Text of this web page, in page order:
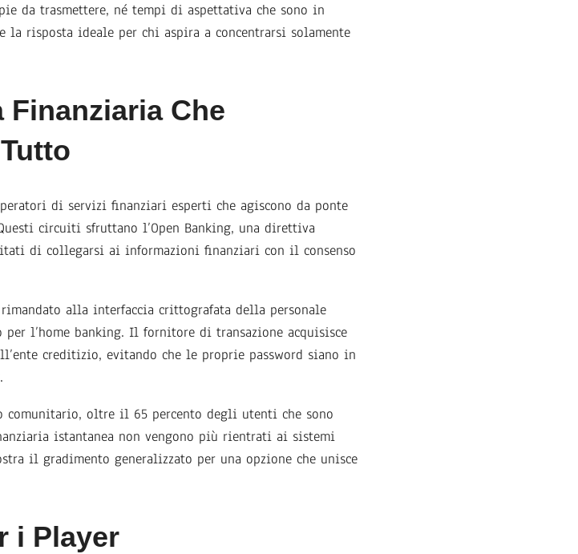
da trasmettere, né tempi di aspettativa che sono in
la risposta ideale per chi aspira a concentrarsi solamente
Finanziaria Che
di servizi finanziari esperti che agiscono da ponte
circuiti sfruttano l’Open Banking, una direttiva
di collegarsi ai informazioni finanziari con il consenso
alla interfaccia crittografata della personale
l’home banking. Il fornitore di transazione acquisisce
creditizio, evitando che le proprie password siano in
comunitario, oltre il 65 percento degli utenti che sono
istantanea non vengono più rientrati ai sistemi
il gradimento generalizzato per una opzione che unisce
i Player